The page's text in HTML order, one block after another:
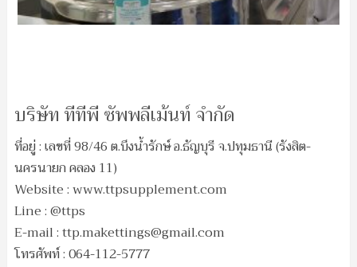
บริษัท ทีทีพี ซัพพลีเม้นท์ จำกัด
ที่อยู่ : เลขที่ 98/46 ต.บึงน้ำรักษ์ อ.ธัญบุรี จ.ปทุมธานี (รังสิต-
นครนายก คลอง 11)
Website : www.ttpsupplement.com
Line : @ttps
E-mail :ttp.makettings@gmail.com
โทรศัพท์ : 064-112-5777